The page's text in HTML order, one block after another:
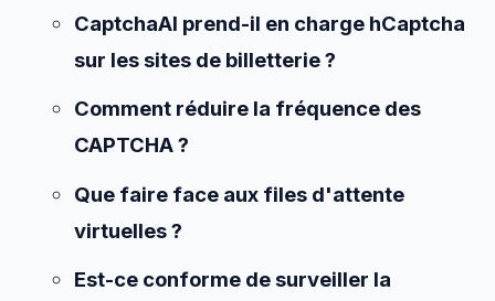
CaptchaAI prend-il en charge hCaptcha
sur les sites de billetterie ?
Comment réduire la fréquence des
CAPTCHA ?
Que faire face aux files d'attente
virtuelles ?
Est-ce conforme de surveiller la